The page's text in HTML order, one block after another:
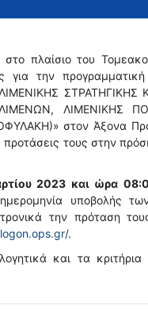
πλαίσιο του
την
ΣΤΡΑΤΗΓΙΚΗΣ
ΛΙΜΕΝΙΚΗΣ
στον Άξονα
τους στην
2023 και ώρα
υποβολής
την πρόταση
.
και τα